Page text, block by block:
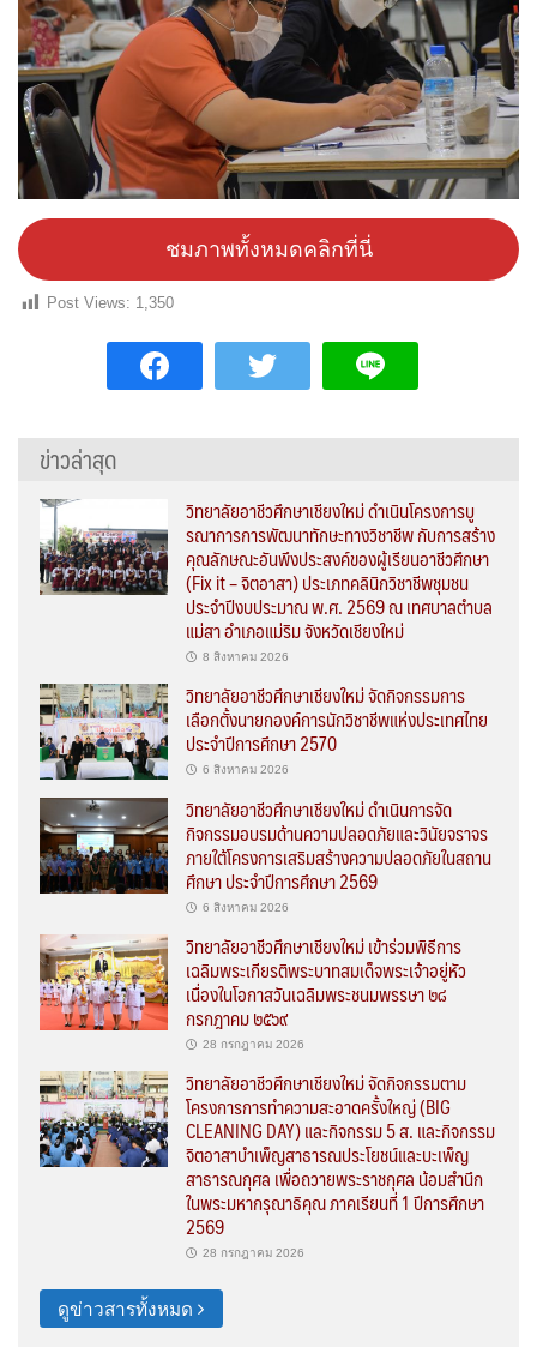
ชมภาพทั้งหมดคลิกที่นี่
Post Views: 1,350
ข่าวล่าสุด
วิทยาลัยอาชีวศึกษาเชียงใหม่ ดำเนินโครงการบู
รณาการการพัฒนาทักษะทางวิชาชีพ กับการสร้าง
คุณลักษณะอันพึงประสงค์ของผู้เรียนอาชีวศึกษา
(Fix it – จิตอาสา) ประเภทคลินิกวิชาชีพชุมชน
ประจำปีงบประมาณ พ.ศ. 2569 ณ เทศบาลตำบล
แม่สา อำเภอแม่ริม จังหวัดเชียงใหม่
8 สิงหาคม 2026
วิทยาลัยอาชีวศึกษาเชียงใหม่ จัดกิจกรรมการ
เลือกตั้งนายกองค์การนักวิชาชีพแห่งประเทศไทย
ประจำปีการศึกษา 2570
6 สิงหาคม 2026
วิทยาลัยอาชีวศึกษาเชียงใหม่ ดำเนินการจัด
กิจกรรมอบรมด้านความปลอดภัยและวินัยจราจร
ภายใต้โครงการเสริมสร้างความปลอดภัยในสถาน
ศึกษา ประจำปีการศึกษา 2569
6 สิงหาคม 2026
วิทยาลัยอาชีวศึกษาเชียงใหม่ เข้าร่วมพิธีการ
เฉลิมพระเกียรติพระบาทสมเด็จพระเจ้าอยู่หัว
เนื่องในโอกาสวันเฉลิมพระชนมพรรษา ๒๘
กรกฎาคม ๒๕๖๙
28 กรกฎาคม 2026
วิทยาลัยอาชีวศึกษาเชียงใหม่ จัดกิจกรรมตาม
โครงการการทำความสะอาดครั้งใหญ่ (BIG
CLEANING DAY) และกิจกรรม 5 ส. และกิจกรรม
จิตอาสาบำเพ็ญสาธารณประโยชน์และบะเพ็ญ
สาธารณกุศล เพื่อถวายพระราชกุศล น้อมสำนึก
ในพระมหากรุณาธิคุณ ภาคเรียนที่ 1 ปีการศึกษา
2569
28 กรกฎาคม 2026
ดูข่าวสารทั้งหมด